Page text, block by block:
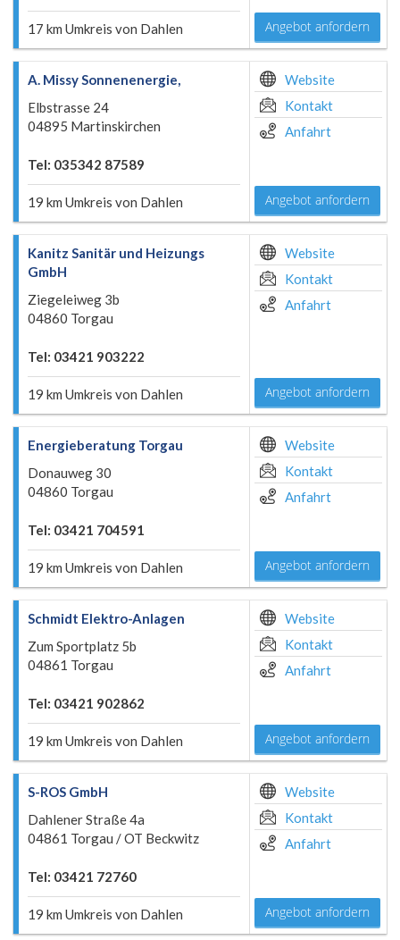
17 km Umkreis von Dahlen Angebot anfordern
A. Missy Sonnenenergie,
Elbstrasse 24
04895 Martinskirchen
Tel: 035342 87589
19 km Umkreis von Dahlen
Website
Kontakt
Anfahrt
Angebot anfordern
Kanitz Sanitär und Heizungs
GmbH
Ziegeleiweg 3b
04860 Torgau
Tel: 03421 903222
19 km Umkreis von Dahlen
Website
Kontakt
Anfahrt
Angebot anfordern
Energieberatung Torgau
Donauweg 30
04860 Torgau
Tel: 03421 704591
19 km Umkreis von Dahlen
Website
Kontakt
Anfahrt
Angebot anfordern
Schmidt Elektro-Anlagen
Zum Sportplatz 5b
04861 Torgau
Tel: 03421 902862
19 km Umkreis von Dahlen
Website
Kontakt
Anfahrt
Angebot anfordern
S-ROS GmbH
Dahlener Straße 4a
04861 Torgau / OT Beckwitz
Tel: 03421 72760
19 km Umkreis von Dahlen
Website
Kontakt
Anfahrt
Angebot anfordern